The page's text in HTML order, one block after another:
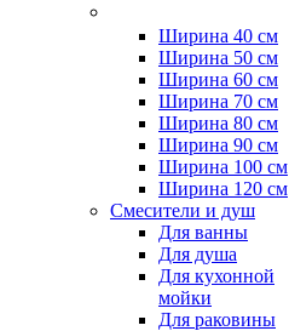
Ширина 40 см
Ширина 50 см
Ширина 60 см
Ширина 70 см
Ширина 80 см
Ширина 90 см
Ширина 100 см
Ширина 120 см
Смесители и душ
Для ванны
Для душа
Для кухонной
мойки
Для раковины